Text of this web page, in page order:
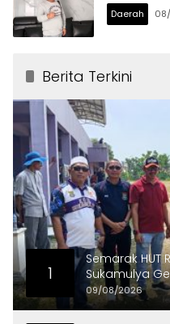
Daerah
Berita Terkini
1
Semarak HUT
Sukamulya
09/08/2026